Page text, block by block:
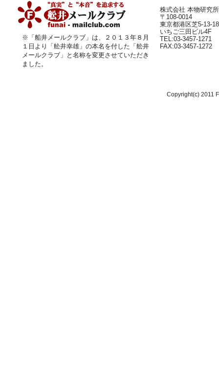
※「船井メールクラブ」は、２０１３年８月
１日より
「舩井幸雄」 の本名を付した「舩井
メールクラブ」と名称を変更させていただき
ました。
株式会社 本物研究所
〒108-0014
東京都港区芝5-13-18
いちご三田ビル4F
TEL:03-3457-1271
FAX:03-3457-1272
Copyright(c) 2011